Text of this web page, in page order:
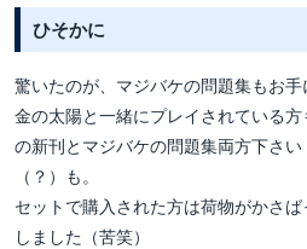
ひそかに
驚いたのが、マジバケの問題集もお
金の太陽と一緒にプレイされている
の新刊とマジバケの問題集両方下さ
（？）も。
セットで購入された方は荷物がかさ
しました（苦笑）